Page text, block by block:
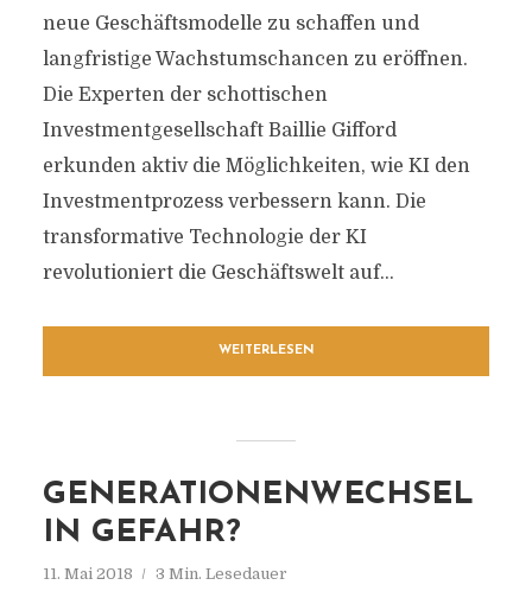
neue Geschäftsmodelle zu schaffen und
langfristige Wachstumschancen zu eröffnen.
Die Experten der schottischen
Investmentgesellschaft Baillie Gifford
erkunden aktiv die Möglichkeiten, wie KI den
Investmentprozess verbessern kann. Die
transformative Technologie der KI
revolutioniert die Geschäftswelt auf...
WEITERLESEN
GENERATIONENWECHSEL
IN GEFAHR?
11. Mai 2018 3 Min. Lesedauer